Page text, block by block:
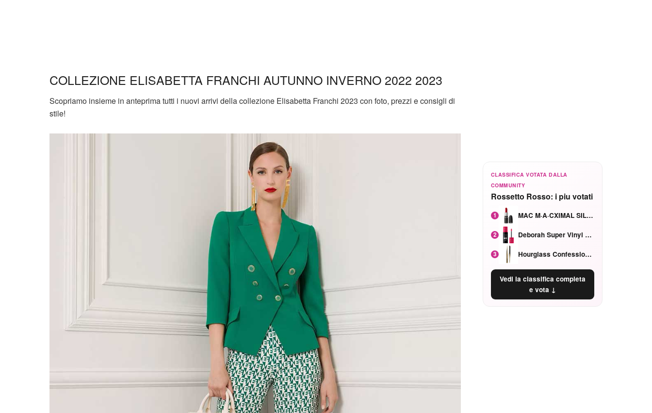
COLLEZIONE ELISABETTA FRANCHI AUTUNNO INVERNO 2022 2023
Scopriamo insieme in anteprima tutti i nuovi arrivi della collezione Elisabetta Franchi 2023 con foto, prezzi e consigli di
stile!
CLASSIFICA VOTATA DALLA
COMMUNITY
Rossetto Rosso: i piu votati
1 MAC M·A·CXIMAL SILKY MATTE Red Rock mat
2 Deborah Super Vinyl Shake Rosa Ciliegia
3 Hourglass Confession Ricaricabile Ultra Preciso Ad Alta Intensità Secretly Classic Red
Vedi la classifica completa
e vota ↓